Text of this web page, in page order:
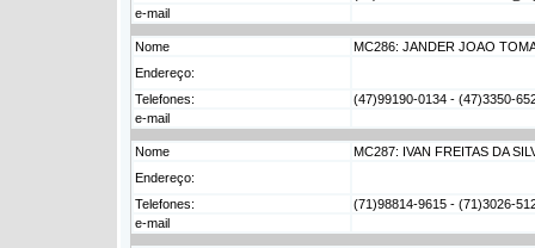
e-mail
Nome
MC286: JANDER JOAO
Endereço:
Telefones:
(47)99190-0134 - (47)3350-
e-mail
Nome
MC287: IVAN FREITAS DA
Endereço:
Telefones:
(71)98814-9615 - (71)3026-
e-mail